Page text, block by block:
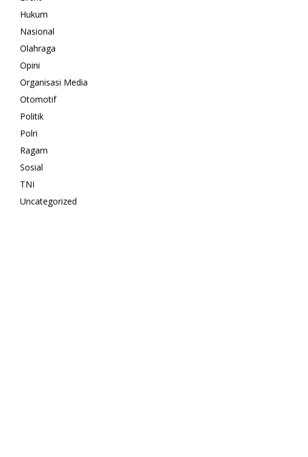
Hukum
Nasional
Olahraga
Opini
Organisasi Media
Otomotif
Politik
Polri
Ragam
Sosial
TNI
Uncategorized